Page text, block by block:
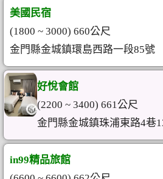
美國民宿
(1800 ~ 3000) 660公尺
金門縣金城鎮環島西路一段85號
好悅會館
(2200 ~ 3400) 661公尺
金門縣金城鎮珠浦東路4巷
in99精品旅館